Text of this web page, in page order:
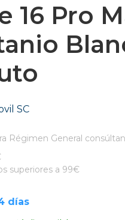
16 Pro
SC
Régimen General
superiores a 99€
días